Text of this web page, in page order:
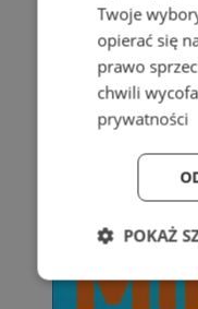
Twoje
opierać się
prawo
chwili
prywatności
POKAŻ